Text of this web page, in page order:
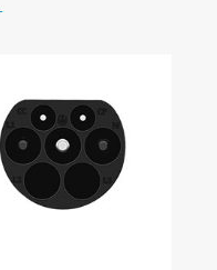
AC: Μια νέα
εξισορροπεί την
την ασφάλεια της